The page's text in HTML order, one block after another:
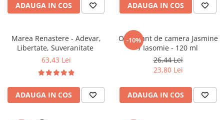
ADAUGA IN COS ADAUGA IN COS
Marea Renastere - Adevar,
Libertate, Suveranitate
63,43 Lei
ADAUGA IN COS
-10%
Odorizant de camera Jasmine
/ Iasomie - 120 ml
26,44 Lei
23,80 Lei
ADAUGA IN COS